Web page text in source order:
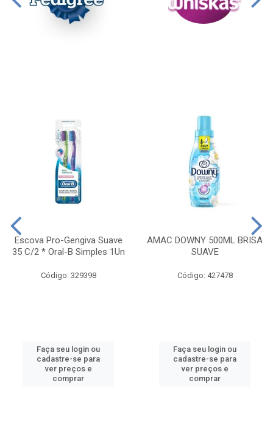
Escova Pro-Gengiva Suave
35 C/2 * Oral-B Simples 1Un
Código: 329398
Faça seu login ou
cadastre-se para
ver preços e
comprar
AMAC DOWNY 500ML BRISA
SUAVE
Código: 427478
Faça seu login ou
cadastre-se para
ver preços e
comprar